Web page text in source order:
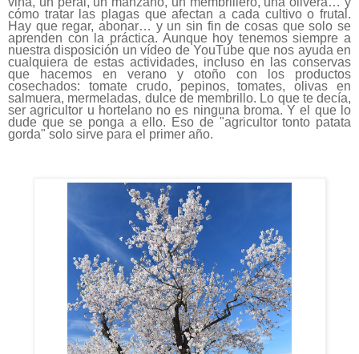
cómo tratar las plagas que afectan a cada cultivo o frutal.
Hay que regar, abonar… y un sin fin de cosas que solo se
aprenden con la práctica. Aunque hoy tenemos siempre a
nuestra disposición un vídeo de YouTube que nos ayuda en
cualquiera de estas actividades, incluso en las conservas
que hacemos en verano y otoño con los productos
cosechados: tomate crudo, pepinos, tomates, olivas en
salmuera, mermeladas, dulce de membrillo. Lo que te decía,
ser agricultor u hortelano no es ninguna broma. Y el que lo
dude que se ponga a ello. Eso de "agricultor tonto patata
gorda" solo sirve para el primer año.